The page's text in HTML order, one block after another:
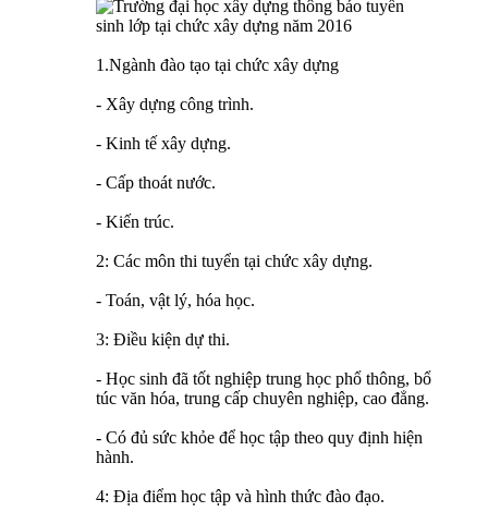
1.Ngành đào tạo tại chức xây dựng
- Xây dựng công trình.
- Kinh tế xây dựng.
- Cấp thoát nước.
- Kiến trúc.
2: Các môn thi tuyển tại chức xây dựng.
- Toán, vật lý, hóa học.
3: Điều kiện dự thi.
- Học sinh đã tốt nghiệp trung học phổ thông, bổ
túc văn hóa, trung cấp chuyên nghiệp, cao đẳng.
- Có đủ sức khỏe để học tập theo quy định hiện
hành.
4: Địa điểm học tập và hình thức đào đạo.